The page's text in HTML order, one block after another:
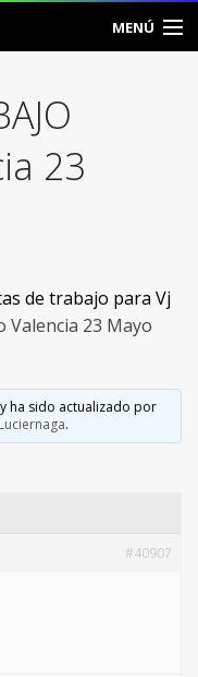
MENÚ
23
de trabajo para Vj
Valencia 23 Mayo
ha sido actualizado por
Luciernaga.
#40907